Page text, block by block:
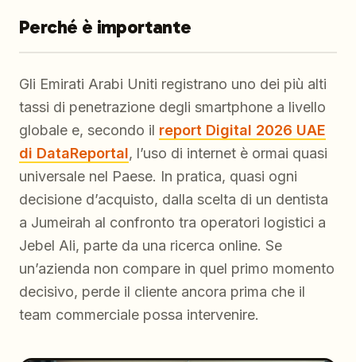
Perché è importante
Gli Emirati Arabi Uniti registrano uno dei più alti
tassi di penetrazione degli smartphone a livello
globale e, secondo il report Digital 2026 UAE
di DataReportal, l’uso di internet è ormai quasi
universale nel Paese. In pratica, quasi ogni
decisione d’acquisto, dalla scelta di un dentista
a Jumeirah al confronto tra operatori logistici a
Jebel Ali, parte da una ricerca online. Se
un’azienda non compare in quel primo momento
decisivo, perde il cliente ancora prima che il
team commerciale possa intervenire.